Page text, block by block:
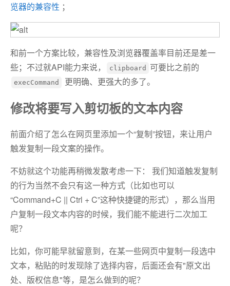
览器的兼容性 ；
和前一个方案比较，兼容性及浏览器覆盖率目前还是差一
些；不过就API能力来说，
clipboard 可要比之前的
execCommand 更明确、更强大的多了。
修改将要写入剪切板的文本内容
前面介绍了怎么在网页里添加一个“复制”按钮，来让用户
触发复制一段文案的操作。
不妨就这个功能再稍微发散考虑一下： 我们知道触发复制
的行为当然不会只有这一种方式（比如也可以
“Command+C || Ctrl + C”这种快捷键的形式），那么当用
户复制一段文本内容的时候，我们能不能进行二次加工
呢？
比如，你可能早就留意到，在某一些网页中复制一段选中
文本，粘贴的时发现除了选择内容，后面还会有"原文出
处、版权信息"等，是怎么做到的呢？